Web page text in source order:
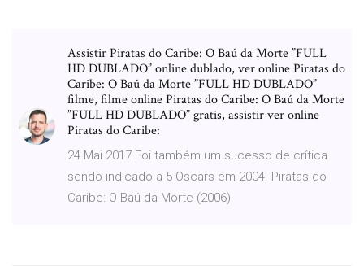
Assistir Piratas do Caribe: O Baú da Morte ”FULL
HD DUBLADO” online dublado, ver online Piratas do
Caribe: O Baú da Morte ”FULL HD DUBLADO”
filme, filme online Piratas do Caribe: O Baú da Morte
”FULL HD DUBLADO” gratis, assistir ver online
Piratas do Caribe:
24 Mai 2017 Foi também um sucesso de crítica
sendo indicado a 5 Oscars em 2004. Piratas do
Caribe: O Baú da Morte (2006)